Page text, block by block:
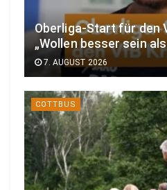
Oberliga-Start für den
„Wollen besser sein
7. AUGUST 2026
COTTBUS